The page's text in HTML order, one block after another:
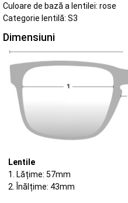
Culoare de bază a lentilei: rose
Categorie lentilă: S3
Dimensiuni
Lentile
1. Lățime: 57mm
2. Înălțime: 43mm